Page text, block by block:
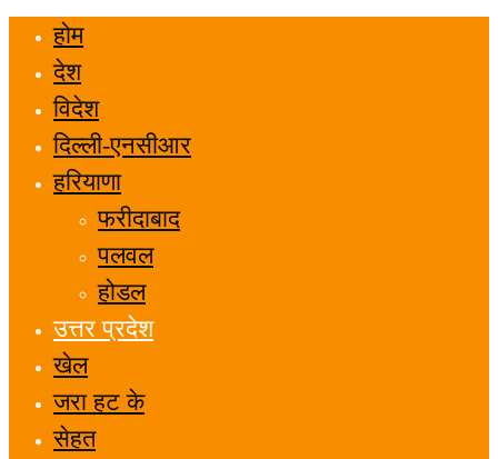
होम
देश
विदेश
दिल्ली-एनसीआर
हरियाणा
फरीदाबाद
पलवल
होडल
उत्तर प्रदेश
खेल
जरा हट के
सेहत